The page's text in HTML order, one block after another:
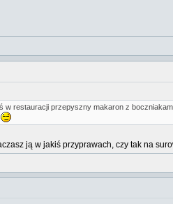
restauracji przepyszny makaron z
ją w jakiś przyprawach, czy tak na